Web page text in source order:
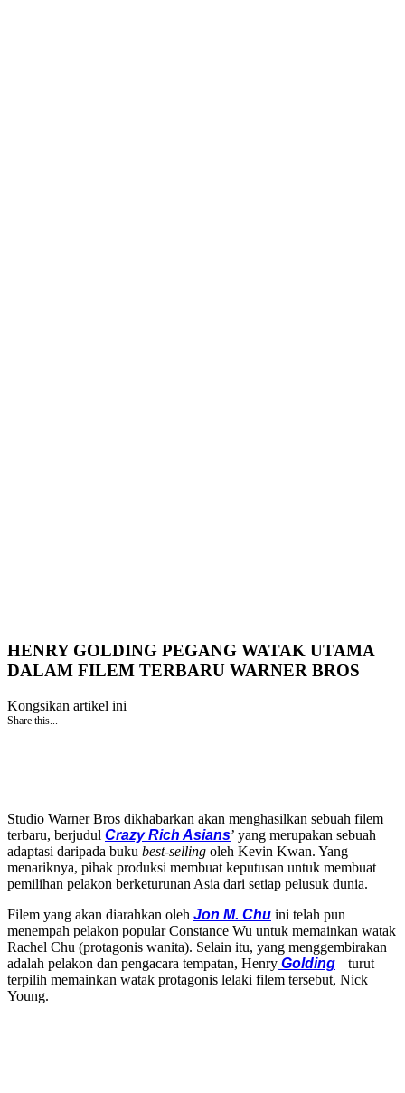
HENRY GOLDING PEGANG WATAK UTAMA
DALAM FILEM TERBARU WARNER BROS
Kongsikan artikel ini
Share this...
Studio Warner Bros dikhabarkan akan menghasilkan sebuah filem
terbaru, berjudul Crazy Rich Asians’ yang merupakan sebuah
adaptasi daripada buku best-selling oleh Kevin Kwan. Yang
menariknya, pihak produksi membuat keputusan untuk membuat
pemilihan pelakon berketurunan Asia dari setiap pelusuk dunia.
Filem yang akan diarahkan oleh Jon M. Chu ini telah pun
menempah pelakon popular Constance Wu untuk memainkan watak
Rachel Chu (protagonis wanita). Selain itu, yang menggembirakan
adalah pelakon dan pengacara tempatan, Henry Golding
turut
terpilih memainkan watak protagonis lelaki filem tersebut, Nick
Young.